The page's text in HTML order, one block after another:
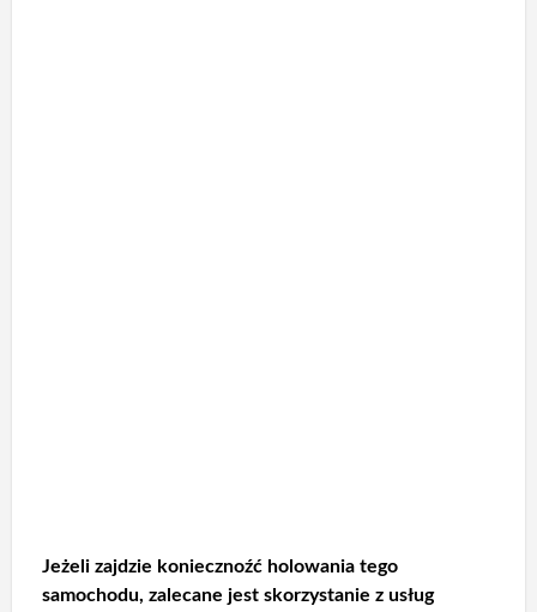
Jeżeli zajdzie koniecznoźć holowania tego
samochodu, zalecane jest skorzystanie z usług